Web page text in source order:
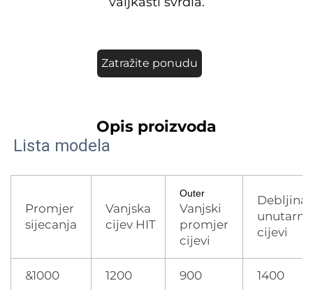
Zatražite ponudu
Opis proizvoda
Lista modela
Promjer
sijecanja
Vanjska
cijev HIT
Outer
Vanjski
promjer
cijevi
Debljina
cijevi
&1000 1200 900 1400